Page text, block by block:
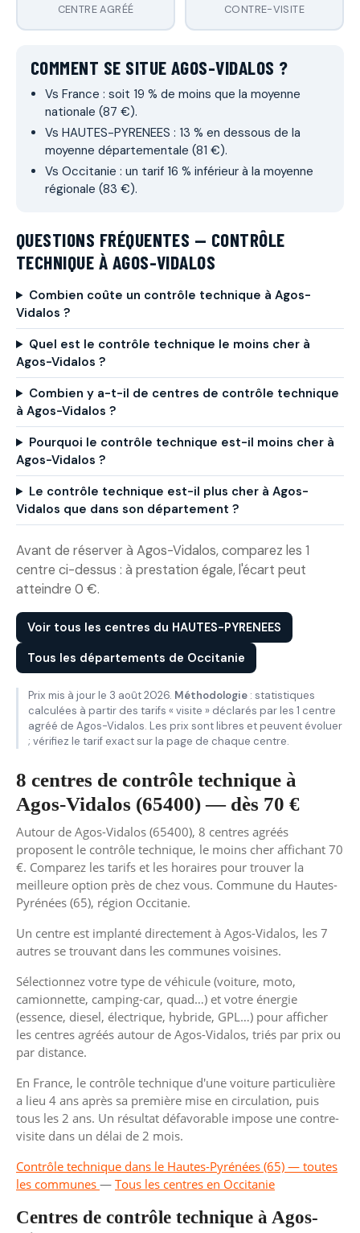
CENTRE AGRÉÉ CONTRE-VISITE
COMMENT SE SITUE AGOS-VIDALOS ?
Vs France : soit 19 % de moins que la moyenne
nationale (87 €).
Vs HAUTES-PYRENEES : 13 % en dessous de la
moyenne départementale (81 €).
Vs Occitanie : un tarif 16 % inférieur à la moyenne
régionale (83 €).
QUESTIONS FRÉQUENTES — CONTRÔLE
TECHNIQUE À AGOS-VIDALOS
Combien coûte un contrôle technique à Agos-
Vidalos ?
Quel est le contrôle technique le moins cher à
Agos-Vidalos ?
Combien y a-t-il de centres de contrôle technique
à Agos-Vidalos ?
Pourquoi le contrôle technique est-il moins cher à
Agos-Vidalos ?
Le contrôle technique est-il plus cher à Agos-
Vidalos que dans son département ?
Avant de réserver à Agos-Vidalos, comparez les 1
centre ci-dessus : à prestation égale, l'écart peut
atteindre 0 €.
Voir tous les centres du HAUTES-PYRENEES
Tous les départements de Occitanie
Prix mis à jour le 3 août 2026. Méthodologie : statistiques
calculées à partir des tarifs « visite » déclarés par les 1 centre
agréé de Agos-Vidalos. Les prix sont libres et peuvent évoluer
; vérifiez le tarif exact sur la page de chaque centre.
8 centres de contrôle technique à
Agos-Vidalos (65400) — dès 70 €
Autour de Agos-Vidalos (65400), 8 centres agréés
proposent le contrôle technique, le moins cher affichant 70
€. Comparez les tarifs et les horaires pour trouver la
meilleure option près de chez vous. Commune du Hautes-
Pyrénées (65), région Occitanie.
Un centre est implanté directement à Agos-Vidalos, les 7
autres se trouvant dans les communes voisines.
Sélectionnez votre type de véhicule (voiture, moto,
camionnette, camping-car, quad…) et votre énergie
(essence, diesel, électrique, hybride, GPL…) pour afficher
les centres agréés autour de Agos-Vidalos, triés par prix ou
par distance.
En France, le contrôle technique d'une voiture particulière
a lieu 4 ans après sa première mise en circulation, puis
tous les 2 ans. Un résultat défavorable impose une contre-
visite dans un délai de 2 mois.
Contrôle technique dans le Hautes-Pyrénées (65) — toutes
les communes — Tous les centres en Occitanie
Centres de contrôle technique à Agos-